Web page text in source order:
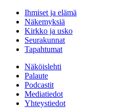
Ihmiset ja elämä
Näkemyksiä
Kirkko ja usko
Seurakunnat
Tapahtumat
Näköislehti
Palaute
Podcastit
Mediatiedot
Yhteystiedot